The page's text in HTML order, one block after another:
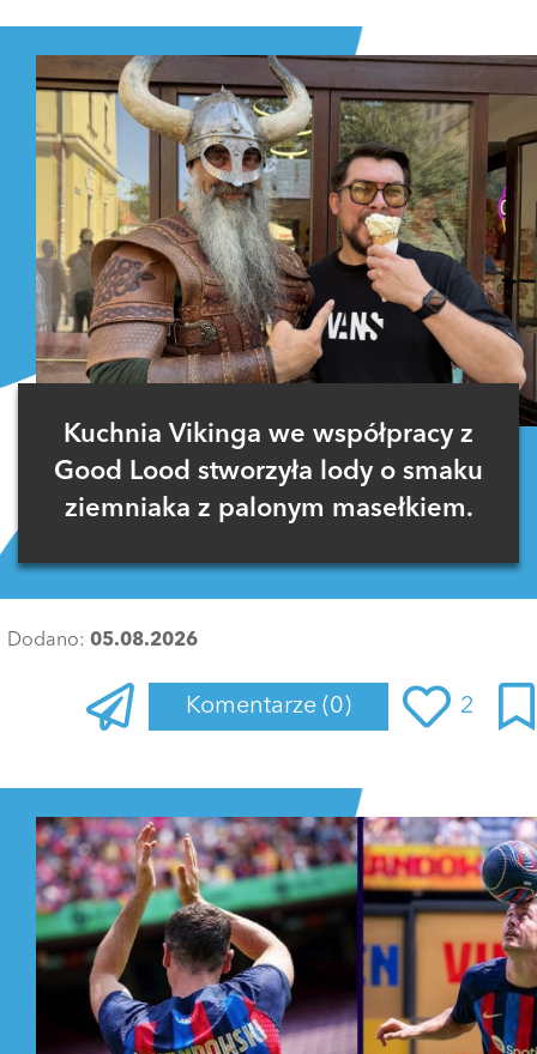
Kuchnia Vikinga we współpracy z
Good Lood stworzyła lody o smaku
ziemniaka z palonym masełkiem.
Dodano: 05.08.2026
Komentarze (0) 2